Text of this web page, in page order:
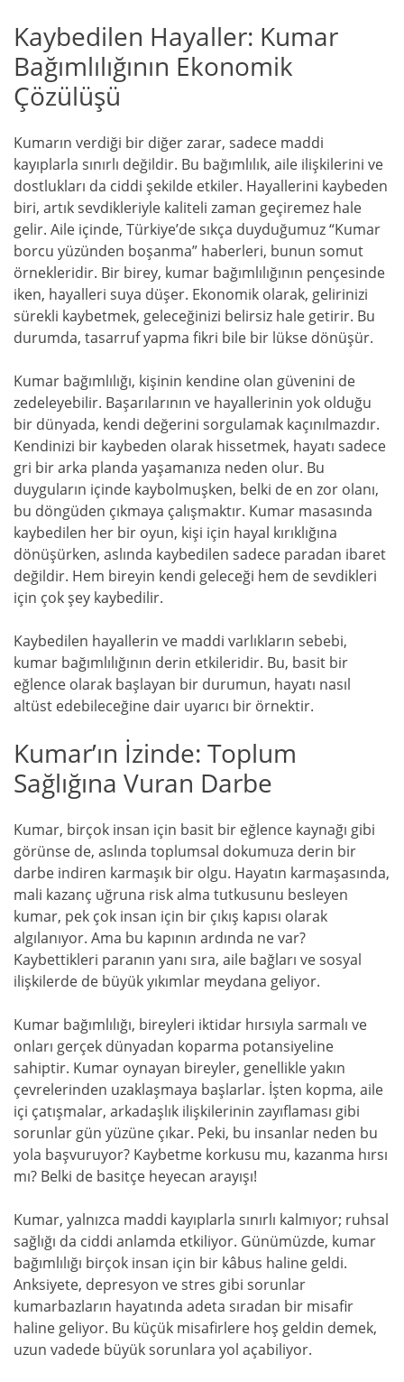
Kaybedilen Hayaller: Kumar
Bağımlılığının Ekonomik
Çözülüşü
Kumarın verdiği bir diğer zarar, sadece maddi
kayıplarla sınırlı değildir. Bu bağımlılık, aile ilişkilerini ve
dostlukları da ciddi şekilde etkiler. Hayallerini kaybeden
biri, artık sevdikleriyle kaliteli zaman geçiremez hale
gelir. Aile içinde, Türkiye’de sıkça duyduğumuz “Kumar
borcu yüzünden boşanma” haberleri, bunun somut
örnekleridir. Bir birey, kumar bağımlılığının pençesinde
iken, hayalleri suya düşer. Ekonomik olarak, gelirinizi
sürekli kaybetmek, geleceğinizi belirsiz hale getirir. Bu
durumda, tasarruf yapma fikri bile bir lükse dönüşür.
Kumar bağımlılığı, kişinin kendine olan güvenini de
zedeleyebilir. Başarılarının ve hayallerinin yok olduğu
bir dünyada, kendi değerini sorgulamak kaçınılmazdır.
Kendinizi bir kaybeden olarak hissetmek, hayatı sadece
gri bir arka planda yaşamanıza neden olur. Bu
duyguların içinde kaybolmuşken, belki de en zor olanı,
bu döngüden çıkmaya çalışmaktır. Kumar masasında
kaybedilen her bir oyun, kişi için hayal kırıklığına
dönüşürken, aslında kaybedilen sadece paradan ibaret
değildir. Hem bireyin kendi geleceği hem de sevdikleri
için çok şey kaybedilir.
Kaybedilen hayallerin ve maddi varlıkların sebebi,
kumar bağımlılığının derin etkileridir. Bu, basit bir
eğlence olarak başlayan bir durumun, hayatı nasıl
altüst edebileceğine dair uyarıcı bir örnektir.
Kumar’ın İzinde: Toplum
Sağlığına Vuran Darbe
Kumar, birçok insan için basit bir eğlence kaynağı gibi
görünse de, aslında toplumsal dokumuza derin bir
darbe indiren karmaşık bir olgu. Hayatın karmaşasında,
mali kazanç uğruna risk alma tutkusunu besleyen
kumar, pek çok insan için bir çıkış kapısı olarak
algılanıyor. Ama bu kapının ardında ne var?
Kaybettikleri paranın yanı sıra, aile bağları ve sosyal
ilişkilerde de büyük yıkımlar meydana geliyor.
Kumar bağımlılığı, bireyleri iktidar hırsıyla sarmalı ve
onları gerçek dünyadan koparma potansiyeline
sahiptir. Kumar oynayan bireyler, genellikle yakın
çevrelerinden uzaklaşmaya başlarlar. İşten kopma, aile
içi çatışmalar, arkadaşlık ilişkilerinin zayıflaması gibi
sorunlar gün yüzüne çıkar. Peki, bu insanlar neden bu
yola başvuruyor? Kaybetme korkusu mu, kazanma hırsı
mı? Belki de basitçe heyecan arayışı!
Kumar, yalnızca maddi kayıplarla sınırlı kalmıyor; ruhsal
sağlığı da ciddi anlamda etkiliyor. Günümüzde, kumar
bağımlılığı birçok insan için bir kâbus haline geldi.
Anksiyete, depresyon ve stres gibi sorunlar
kumarbazların hayatında adeta sıradan bir misafir
haline geliyor. Bu küçük misafirlere hoş geldin demek,
uzun vadede büyük sorunlara yol açabiliyor.